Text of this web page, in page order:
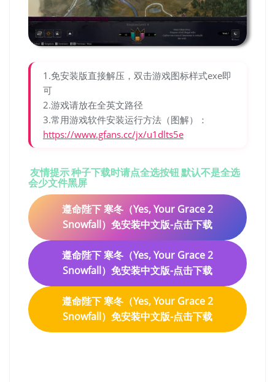
1.免安装版直接解压，双击游戏图标样式exe即
可
2.游戏请放在全英文路径
3.常用游戏软件安装运行方法（图解）：
https://www.gfans.cc/jx/u1dlts5e
友情提示 种子下载时请点全选按钮 默认不是全选
会少文件黑屏
遵命陛下 寒冬（Yes, Your Grace 2
Snowfall）免安装中文版-点击下载
遵命陛下 寒冬（Yes, Your Grace 2
Snowfall）免安装中文版-点击下载
遵命陛下 寒冬（Yes, Your Grace 2
Snowfall）免安装中文版-点击下载